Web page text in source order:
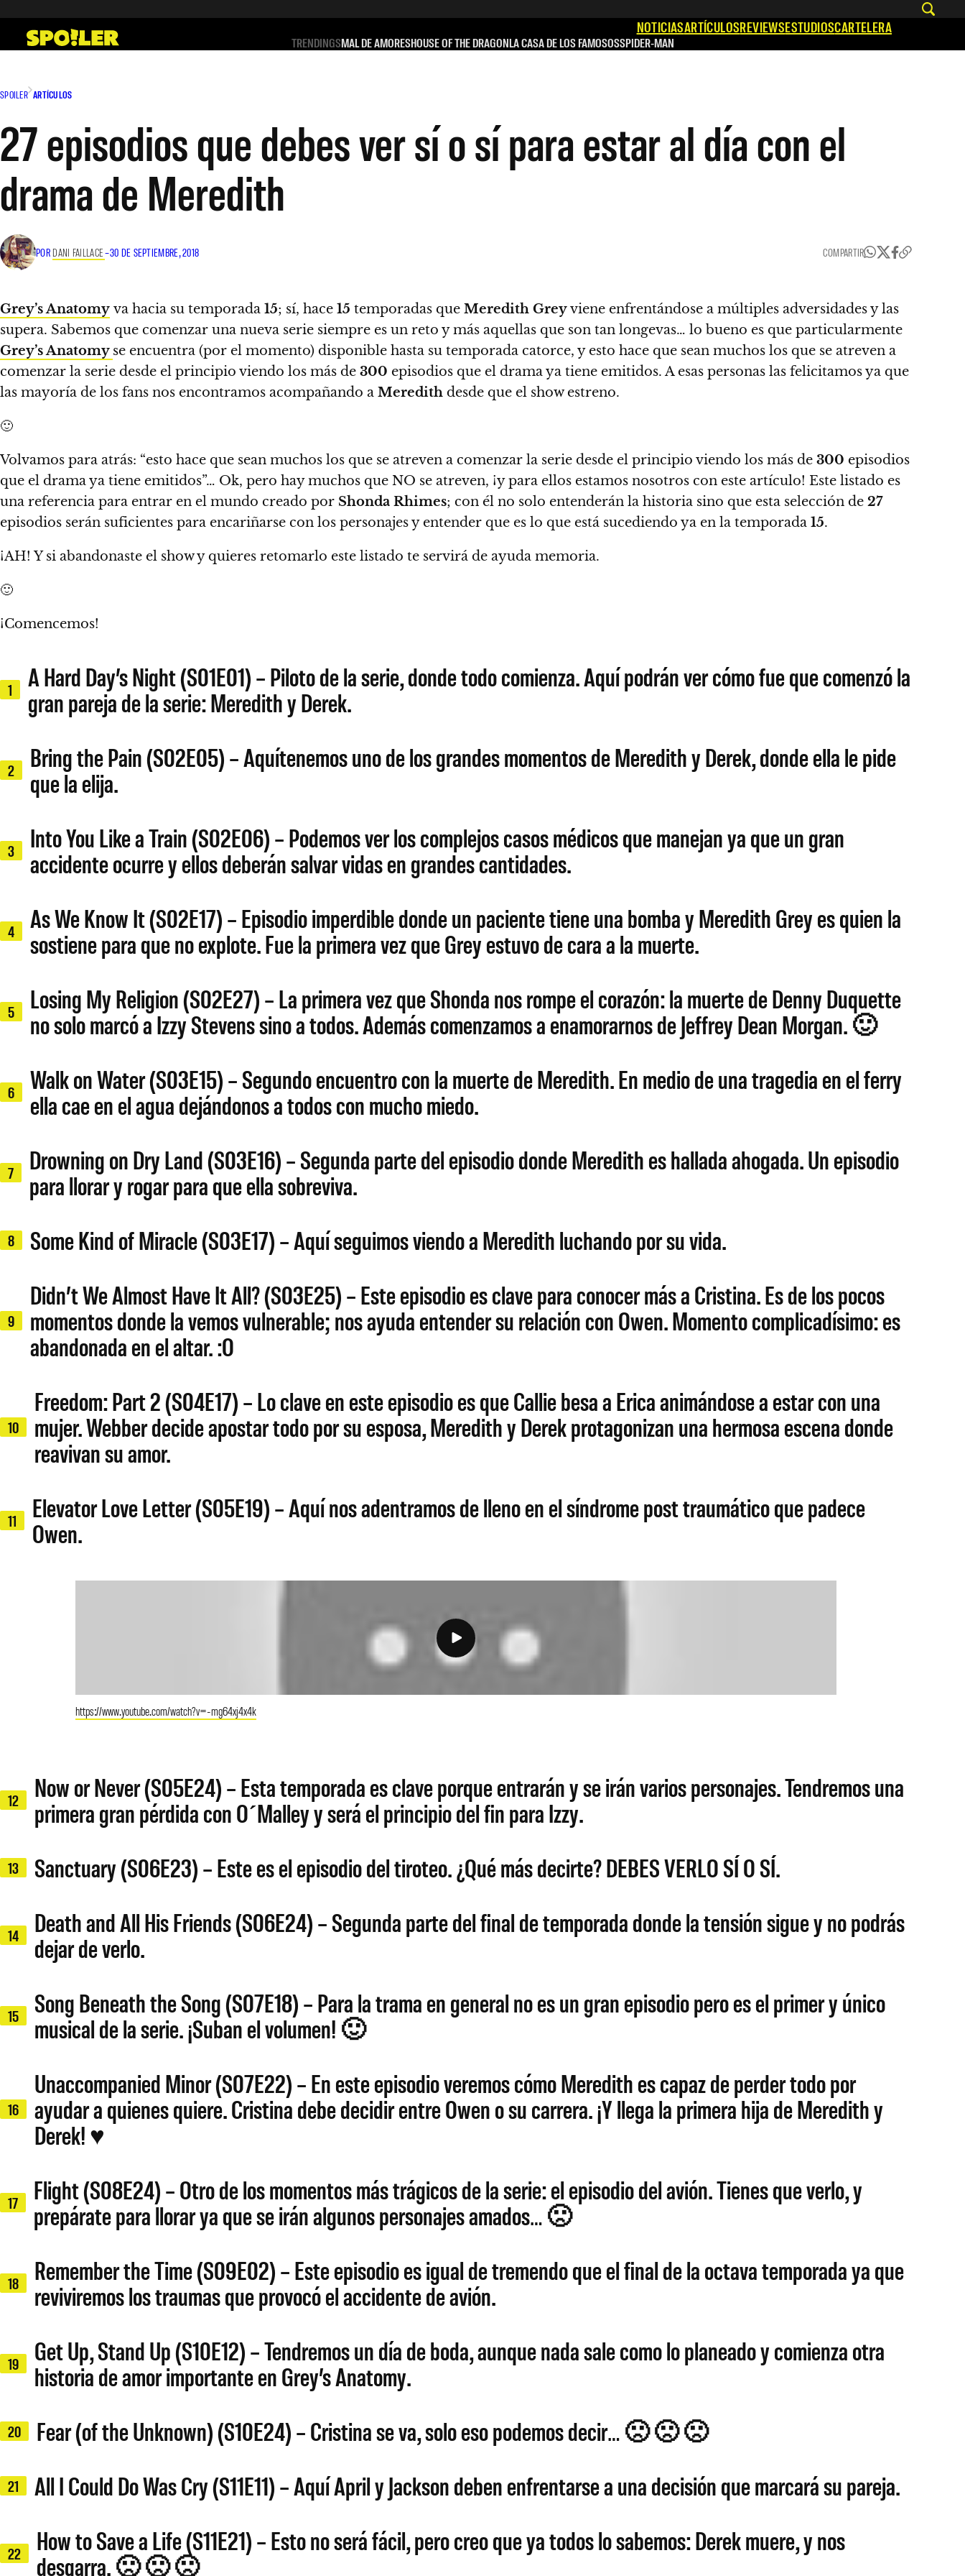
contenido
NOTICIASARTÍCULOSREVIEWSESTUDIOSCARTELERA
TRENDINGSMAL DE AMORESHOUSE OF THE DRAGONLA CASA DE LOS FAMOSOSSPIDER-MAN
SPOILER ARTÍCULOS
27 episodios que debes ver sí o sí para estar al día con el
drama de Meredith
POR DANI FAILLACE–30 DE SEPTIEMBRE, 2018 COMPARTIR
Grey’s Anatomy va hacia su temporada 15; sí, hace 15 temporadas que Meredith Greyviene enfrentándose a múltiples adversidades y las
supera. Sabemos que comenzar una nueva serie siempre es un reto y más aquellas que son tan longevas… lo bueno es que particularmente
Grey’s Anatomy se encuentra (por el momento) disponible hasta su temporada catorce, y esto hace que sean muchos los que se atreven a
comenzar la serie desde el principio viendo los más de 300 episodios que el drama ya tiene emitidos. A esas personas las felicitamos ya que
las mayoría de los fans nos encontramos acompañando a Meredith desde que el show estreno.
🙂
Volvamos para atrás: “esto hace que sean muchos los que se atreven a comenzar la serie desde el principio viendo los más de 300 episodios
que el drama ya tiene emitidos”… Ok, pero hay muchos que NO se atreven, ¡y para ellos estamos nosotros con este artículo! Este listado es
una referencia para entrar en el mundo creado por Shonda Rhimes; con él no solo entenderán la historia sino que esta selección de 27
episodios serán suficientes para encariñarse con los personajes y entender que es lo que está sucediendo ya en la temporada 15.
¡AH! Y si abandonaste el show y quieres retomarlo este listado te servirá de ayuda memoria.
🙂
¡Comencemos!
1
A Hard Day’s Night (S01E01) – Piloto de la serie, donde todo comienza. Aquí podrán ver cómo fue que comenzó la
gran pareja de la serie: Meredith y Derek.
2
Bring the Pain (S02E05) – Aquítenemos uno de los grandes momentos de Meredith y Derek, donde ella le pide
que la elija.
3
Into You Like a Train (S02E06) – Podemos ver los complejos casos médicos que manejan ya que un gran
accidente ocurre y ellos deberán salvar vidas en grandes cantidades.
4
As We Know It (S02E17) – Episodio imperdible donde un paciente tiene una bomba y Meredith Grey es quien la
sostiene para que no explote. Fue la primera vez que Grey estuvo de cara a la muerte.
5
Losing My Religion (S02E27) – La primera vez que Shonda nos rompe el corazón: la muerte de Denny Duquette
no solo marcó a Izzy Stevens sino a todos. Además comenzamos a enamorarnos de Jeffrey Dean Morgan. 🙂
6
Walk on Water (S03E15) – Segundo encuentro con la muerte de Meredith. En medio de una tragedia en el ferry
ella cae en el agua dejándonos a todos con mucho miedo.
7
Drowning on Dry Land (S03E16) – Segunda parte del episodio donde Meredith es hallada ahogada. Un episodio
para llorar y rogar para que ella sobreviva.
8 Some Kind of Miracle (S03E17) – Aquí seguimos viendo a Meredith luchando por su vida.
9
Didn’t We Almost Have It All? (S03E25) – Este episodio es clave para conocer más a Cristina. Es de los pocos
momentos donde la vemos vulnerable; nos ayuda entender su relación con Owen. Momento complicadísimo: es
abandonada en el altar. :O
10
Freedom: Part 2 (S04E17) – Lo clave en este episodio es que Callie besa a Erica animándose a estar con una
mujer. Webber decide apostar todo por su esposa, Meredith y Derek protagonizan una hermosa escena donde
reavivan su amor.
11
Elevator Love Letter (S05E19) – Aquí nos adentramos de lleno en el síndrome post traumático que padece
Owen.
https://www.youtube.com/watch?v=-mg64xj4x4k
12
Now or Never (S05E24) – Esta temporada es clave porque entrarán y se irán varios personajes. Tendremos una
primera gran pérdida con O´Malley y será el principio del fin para Izzy.
13 Sanctuary (S06E23) – Este es el episodio del tiroteo. ¿Qué más decirte? DEBES VERLO SÍ O SÍ.
14
Death and All His Friends (S06E24) – Segunda parte del final de temporada donde la tensión sigue y no podrás
dejar de verlo.
15
Song Beneath the Song (S07E18) – Para la trama en general no es un gran episodio pero es el primer y único
musical de la serie. ¡Suban el volumen! 🙂
16
Unaccompanied Minor (S07E22) – En este episodio veremos cómo Meredith es capaz de perder todo por
ayudar a quienes quiere. Cristina debe decidir entre Owen o su carrera. ¡Y llega la primera hija de Meredith y
Derek! ♥
17
Flight (S08E24) – Otro de los momentos más trágicos de la serie: el episodio del avión. Tienes que verlo, y
prepárate para llorar ya que se irán algunos personajes amados… 🙁
18
Remember the Time (S09E02) – Este episodio es igual de tremendo que el final de la octava temporada ya que
reviviremos los traumas que provocó el accidente de avión.
19
Get Up, Stand Up (S10E12) – Tendremos un día de boda, aunque nada sale como lo planeado y comienza otra
historia de amor importante en Grey’s Anatomy.
20 Fear (of the Unknown) (S10E24) – Cristina se va, solo eso podemos decir… 🙁 🙁 🙁
21 All I Could Do Was Cry (S11E11) – Aquí April y Jackson deben enfrentarse a una decisión que marcará su pareja.
22
How to Save a Life (S11E21) – Esto no será fácil, pero creo que ya todos lo sabemos: Derek muere, y nos
desgarra. 🙁 🙁 🙁